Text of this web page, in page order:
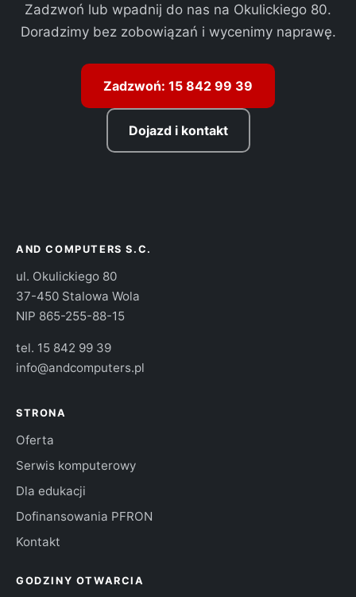
Zadzwoń lub wpadnij do nas na Okulickiego 80.
Doradzimy bez zobowiązań i wycenimy naprawę.
Zadzwoń: 15 842 99 39
Dojazd i kontakt
AND COMPUTERS S.C.
ul. Okulickiego 80
37-450 Stalowa Wola
NIP 865-255-88-15
tel. 15 842 99 39
info@andcomputers.pl
STRONA
Oferta
Serwis komputerowy
Dla edukacji
Dofinansowania PFRON
Kontakt
GODZINY OTWARCIA